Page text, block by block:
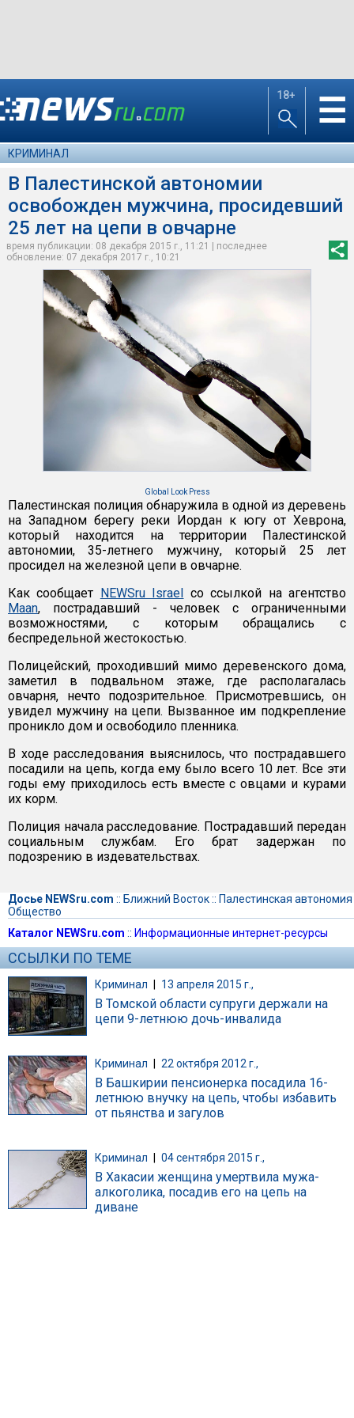
18+ ☰
КРИМИНАЛ
В Палестинской автономии
освобожден мужчина, просидевший
25 лет на цепи в овчарне
время публикации: 08 декабря 2015 г., 11:21 | последнее
обновление: 07 декабря 2017 г., 10:21
Global Look Press
Палестинская полиция обнаружила в одной из деревень
на Западном берегу реки Иордан к югу от Хеврона,
который находится на территории Палестинской
автономии, 35-летнего мужчину, который 25 лет
просидел на железной цепи в овчарне.
Как сообщает NEWSru Israel со ссылкой на агентство
Maan, пострадавший - человек с ограниченными
возможностями, с которым обращались с
беспредельной жестокостью.
Полицейский, проходивший мимо деревенского дома,
заметил в подвальном этаже, где располагалась
овчарня, нечто подозрительное. Присмотревшись, он
увидел мужчину на цепи. Вызванное им подкрепление
проникло дом и освободило пленника.
В ходе расследования выяснилось, что пострадавшего
посадили на цепь, когда ему было всего 10 лет. Все эти
годы ему приходилось есть вместе с овцами и курами
их корм.
Полиция начала расследование. Пострадавший передан
социальным службам. Его брат задержан по
подозрению в издевательствах.
Досье NEWSru.com :: Ближний Восток:: Палестинская автономия
Общество
Каталог NEWSru.com :: Информационные интернет-ресурсы
ССЫЛКИ ПО ТЕМЕ
Криминал | 13 апреля 2015 г.,
В Томской области супруги держали на
цепи 9-летнюю дочь-инвалида
Криминал 22 октября 2012 г.,
В Башкирии пенсионерка посадила 16-
летнюю внучку на цепь, чтобы избавить
от пьянства и загулов
Криминал 04 сентября 2015 г.,
В Хакасии женщина умертвила мужа-
алкоголика, посадив его на цепь на
диване